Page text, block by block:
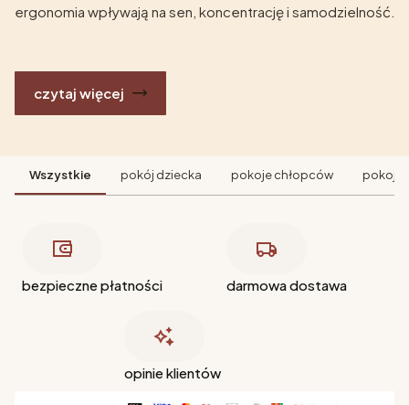
ergonomia wpływają na sen, koncentrację i samodzielność.
czytaj więcej
Wszystkie pokój dziecka pokoje chłopców pokoje
bezpieczne płatności darmowa dostawa
opinie klientów